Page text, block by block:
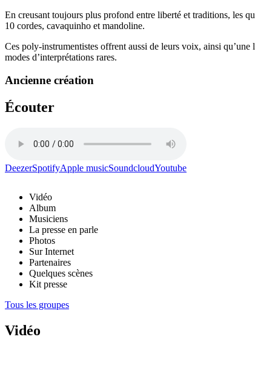
En creusant toujours plus profond entre liberté et traditions, les
10 cordes, cavaquinho et mandoline.
Ces poly-instrumentistes offrent aussi de leurs voix, ainsi
modes d’interprétations rares.
Ancienne création
Écouter
DeezerSpotifyApple musicSoundcloudYoutube
Vidéo
Album
Musiciens
La presse en parle
Photos
Sur Internet
Partenaires
Quelques scènes
Kit presse
Tous les groupes
Vidéo